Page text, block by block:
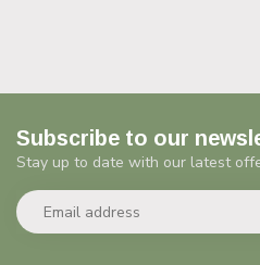
Subscribe to our
Stay up to date with our latest